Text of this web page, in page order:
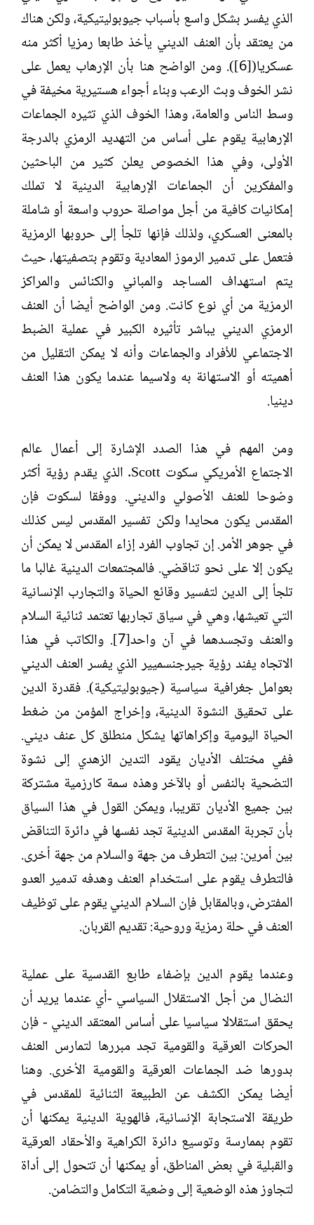
الذي يفسر بشكل واسع بأسباب جيوبوليتيكية، ولكن هناك
من يعتقد بأن العنف الديني يأخذ طابعا رمزيا أكثر منه
عسكريا([6]). ومن الواضح هنا بأن الإرهاب يعمل على
نشر الخوف وبث الرعب وبناء أجواء هستيرية مخيفة في
وسط الناس والعامة، وهذا الخوف الذي تثيره الجماعات
الإرهابية يقوم على أساس من التهديد الرمزي بالدرجة
الأولى، وفي هذا الخصوص يعلن كثير من الباحثين
والمفكرين أن الجماعات الإرهابية الدينية لا تملك
إمكانيات كافية من أجل مواصلة حروب واسعة أو شاملة
بالمعنى العسكري، ولذلك فإنها تلجأ إلى حروبها الرمزية
فتعمل على تدمير الرموز المعادية وتقوم بتصفيتها، حيث
يتم استهداف المساجد والمباني والكنائس والمراكز
الرمزية من أي نوع كانت. ومن الواضح أيضا أن العنف
الرمزي الديني يباشر تأثيره الكبير في عملية الضبط
الاجتماعي للأفراد والجماعات وأنه لا يمكن التقليل من
أهميته أو الاستهانة به ولاسيما عندما يكون هذا العنف
دينيا.
ومن المهم في هذا الصدد الإشارة إلى أعمال عالم
الاجتماع الأمريكي سكوت Scott. الذي يقدم رؤية أكثر
وضوحا للعنف الأصولي والديني. ووفقا لسكوت فإن
المقدس يكون محايدا ولكن تفسير المقدس ليس كذلك
في جوهر الأمر. إن تجاوب الفرد إزاء المقدس لا يمكن أن
يكون إلا على نحو تناقضي. فالمجتمعات الدينية غالبا ما
تلجأ إلى الدين لتفسير وقائع الحياة والتجارب الإنسانية
التي تعيشها، وهي في سياق تجاربها تعتمد ثنائية السلام
والعنف وتجسدهما في آن واحد[7]. والكاتب في هذا
الاتجاه يفند رؤية جيرجنسميير الذي يفسر العنف الديني
بعوامل جغرافية سياسية (جيوبوليتيكية). فقدرة الدين
على تحقيق النشوة الدينية، وإخراج المؤمن من ضغط
الحياة اليومية وإكراهاتها يشكل منطلق كل عنف ديني.
ففي مختلف الأديان يقود التدين الزهدي إلى نشوة
التضحية بالنفس أو بالآخر وهذه سمة كارزمية مشتركة
بين جميع الأديان تقريبا، ويمكن القول في هذا السياق
بأن تجربة المقدس الدينية تجد نفسها في دائرة التناقض
بين أمرين: بين التطرف من جهة والسلام من جهة أخرى.
فالتطرف يقوم على استخدام العنف وهدفه تدمير العدو
المفترض، وبالمقابل فإن السلام الديني يقوم على توظيف
العنف في حلة رمزية وروحية: تقديم القربان.
وعندما يقوم الدين بإضفاء طابع القدسية على عملية
النضال من أجل الاستقلال السياسي -أي عندما يريد أن
يحقق استقلالا سياسيا على أساس المعتقد الديني - فإن
الحركات العرقية والقومية تجد مبررها لتمارس العنف
بدورها ضد الجماعات العرقية والقومية الأخرى. وهنا
أيضا يمكن الكشف عن الطبيعة الثنائية للمقدس في
طريقة الاستجابة الإنسانية، فالهوية الدينية يمكنها أن
تقوم بممارسة وتوسيع دائرة الكراهية والأحقاد العرقية
والقبلية في بعض المناطق، أو يمكنها أن تتحول إلى أداة
لتجاوز هذه الوضعية إلى وضعية التكامل والتضامن.